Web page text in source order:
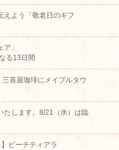
えよう「敬老日のギフ
ア」
る13日間
三喜屋珈琲にメイプルタウ
たします。8/21（水）は臨
ピーチティアラ